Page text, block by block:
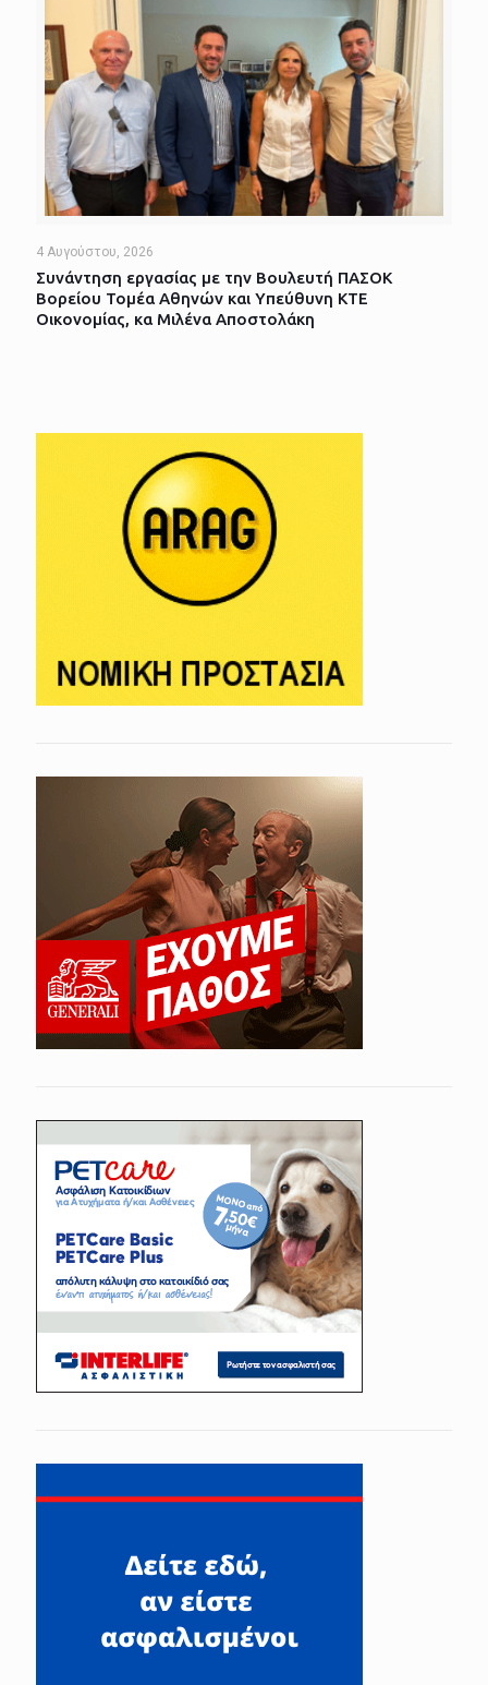
4 Αυγούστου, 2026
Συνάντηση εργασίας με την Βουλευτή ΠΑΣΟΚ
Βορείου Τομέα Αθηνών και Υπεύθυνη ΚΤΕ
Οικονομίας, κα Μιλένα Αποστολάκη